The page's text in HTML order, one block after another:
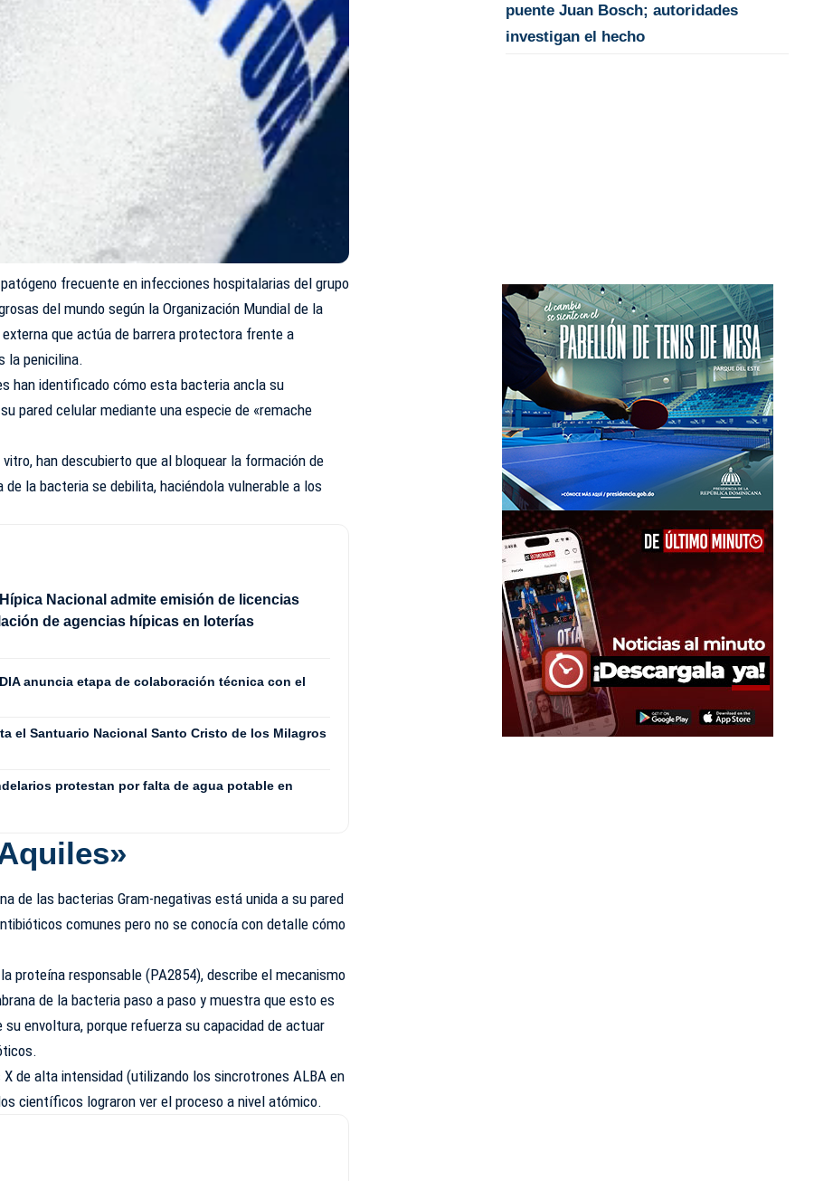
frecuente en infecciones hospitalarias del grupo
del mundo según la Organización Mundial de la
que actúa de barrera protectora frente a
la penicilina.
han identificado cómo esta bacteria ancla su
pared celular mediante una especie de «remache
han descubierto que al bloquear la formación de
la bacteria se debilita, haciéndola vulnerable a los
Nacional admite emisión de licencias
de agencias hípicas en loterías
anuncia etapa de colaboración técnica con el
el Santuario Nacional Santo Cristo de los Milagros
protestan por falta de agua potable en
de las bacterias Gram-negativas está unida a su pared
comunes pero no se conocía con detalle cómo
proteína responsable (PA2854), describe el mecanismo
de la bacteria paso a paso y muestra que esto es
envoltura, porque refuerza su capacidad de actuar
de alta intensidad (utilizando los sincrotrones ALBA en
científicos lograron ver el proceso a nivel atómico.
puente Juan Bosch; autoridades
investigan el hecho